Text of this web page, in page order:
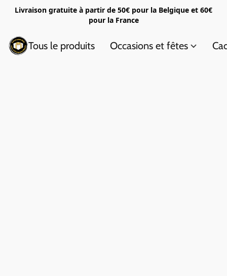
Livraison gratuite à partir de 50€ pour la Belgique et 60€
pour la France
Tous le produits Occasions et fêtes